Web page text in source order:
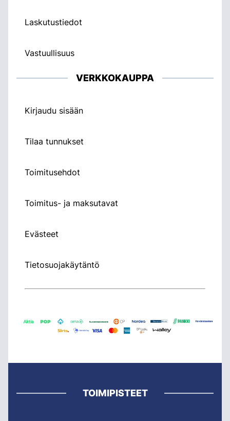
Laskutustiedot
Vastuullisuus
VERKKOKAUPPA
Kirjaudu sisään
Tilaa tunnukset
Toimitusehdot
Toimitus- ja maksutavat
Evästeet
Tietosuojakäytäntö
TOIMIPISTEET